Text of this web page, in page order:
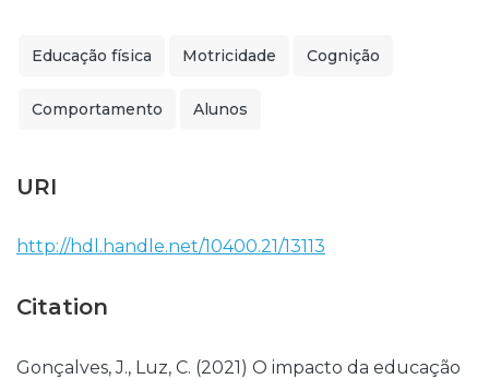
Educação física Motricidade Cognição
Comportamento Alunos
URI
http://hdl.handle.net/10400.21/13113
Citation
Gonçalves, J., Luz, C. (2021) O impacto da educação